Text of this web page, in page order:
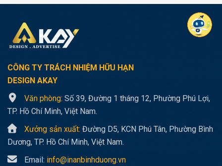
CÔNG TY TRÁCH NHIỆM HỮU HẠN
DESIGN AKAY
Văn phòng: Số 39, Đường 1 tháng 12, Phường Phú Lợi,
TP. Hồ Chí Minh, Việt Nam.
Xưởng sản xuất: Đường D5, KCN Phú Tân, Phường Bình
Dương, TP. Hồ Chí Minh, Việt Nam.
Email: info@inanbinhduong.vn